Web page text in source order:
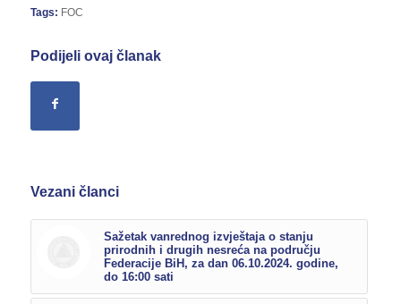
Tags: FOC
Podijeli ovaj članak
Vezani članci
Sažetak vanrednog izvještaja o stanju
prirodnih i drugih nesreća na području
Federacije BiH, za dan 06.10.2024. godine,
do 16:00 sati